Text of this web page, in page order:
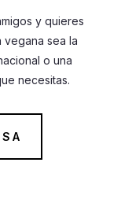
y quieres
vegana sea la
o una
necesitas.